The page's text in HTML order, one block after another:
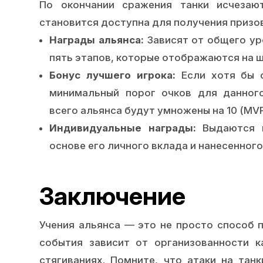
По окончании сражения танки
становится доступна для получения
Награды альянса: Зависят от общего
пять этапов, которые отображаются на
Бонус лучшего игрока: Если хотя бы
минимальный порог очков для
всего альянса будут умножены на 10
Индивидуальные награды: Выдаются
основе его личного вклада и
Заключение
Учения альянса — это не просто способ
события зависит от
стягиваниях. Помните, что атаки на